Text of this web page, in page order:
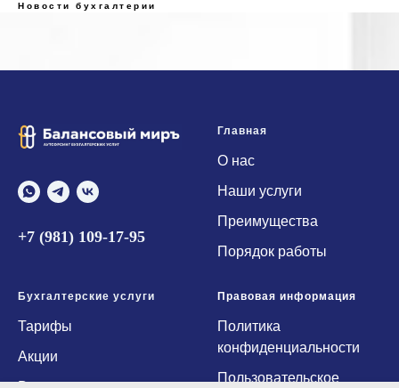
Новости бухгалтерии
+7 (981) 109-17-95
Главная
О нас
Наши услуги
Преимущества
Порядок работы
Бухгалтерские услуги
Тарифы
Акции
Правовая информация
Политика
конфиденциальности
Пользовательское